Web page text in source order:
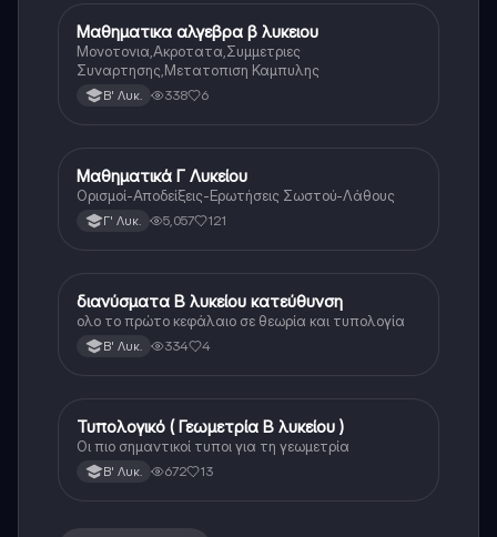
Μαθηματικά
Μαθηματικα αλγεβρα β λυκειου
Μονοτονια,Ακροτατα,Συμμετριες
Συναρτησης,Μετατοπιση Καμπυλης
Β' Λυκ. 338 6
Μαθηματικά
Μαθηματικά Γ Λυκείου
Ορισμοί-Αποδείξεις-Ερωτήσεις Σωστού-Λάθους
Γ' Λυκ. 5,057 121
Μαθηματικά
διανύσματα Β λυκείου κατεύθυνση
ολο το πρώτο κεφάλαιο σε θεωρία και τυπολογία
Β' Λυκ. 334 4
Μαθηματικά
Τυπολογικό ( Γεωμετρία Β λυκείου )
Οι πιο σημαντικοί τυποι για τη γεωμετρία
Β' Λυκ. 672 13